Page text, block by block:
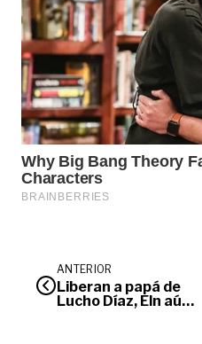
ANTERIOR
Liberan a papá de
Lucho Díaz, Eln aún